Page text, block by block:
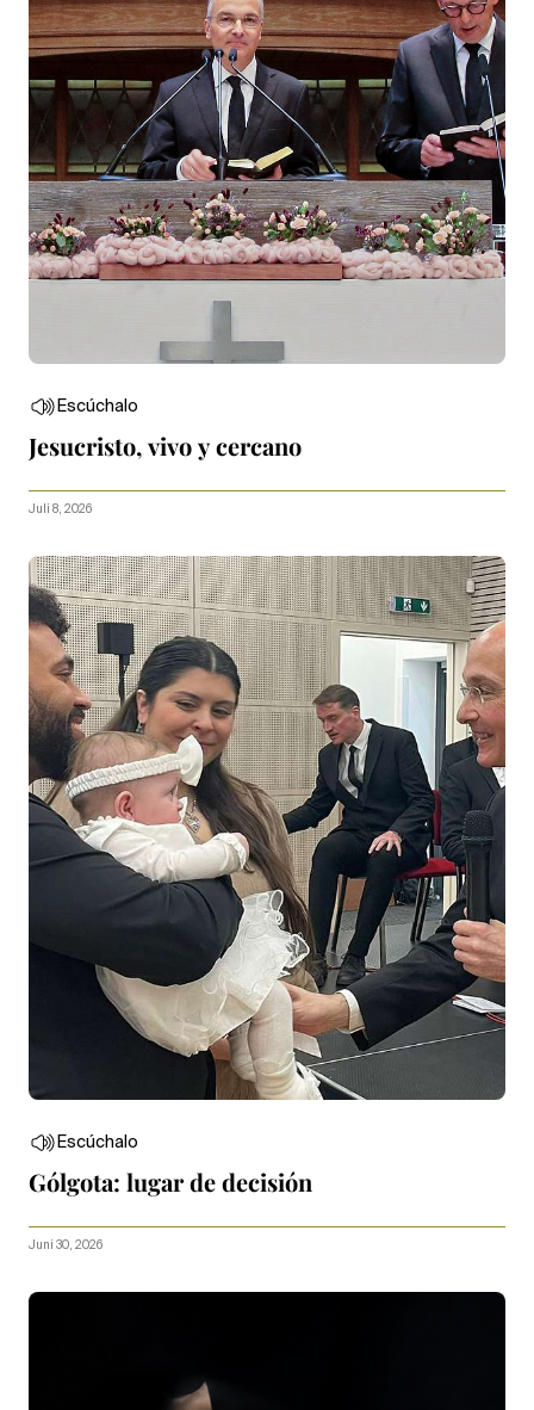
Escúchalo
Jesucristo, vivo y cercano
Juli 8, 2026
Escúchalo
Gólgota: lugar de decisión
Juni 30, 2026